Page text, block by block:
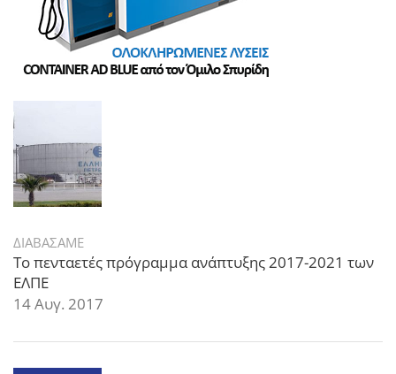
ΔΙΑΒΑΣΑΜΕ
Το πενταετές πρόγραμμα ανάπτυξης 2017-2021 των
ΕΛΠΕ
14 Αυγ. 2017